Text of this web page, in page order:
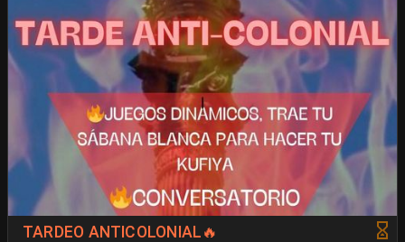
TARDEO ANTICOLONIAL🔥